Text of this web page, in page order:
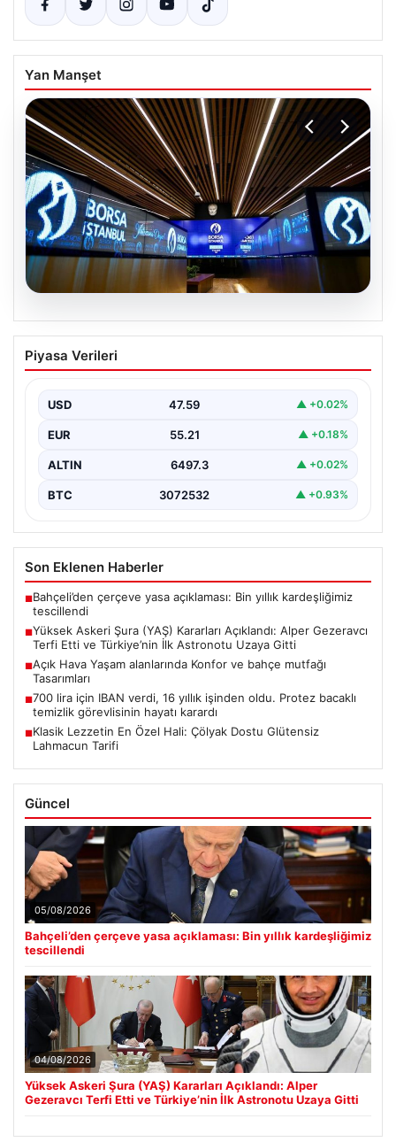
Yan Manşet
Yatırım araçlarının haftalık performansı
nasıl oldu?
Gözlemleri”, “content”: “ Son hafta boyunca finans
piyasalarında yaşanan…
Piyasa Verileri
USD 47.59 ▲ +0.02%
EUR 55.21 ▲ +0.18%
ALTIN 6497.3 ▲ +0.02%
BTC 3072532 ▲ +0.93%
Son Eklenen Haberler
■Bahçeli’den çerçeve yasa açıklaması: Bin yıllık kardeşliğimiz
tescillendi
■Yüksek Askeri Şura (YAŞ) Kararları Açıklandı: Alper Gezeravcı
Terfi Etti ve Türkiye’nin İlk Astronotu Uzaya Gitti
■Açık Hava Yaşam alanlarında Konfor ve bahçe mutfağı
Tasarımları
■700 lira için IBAN verdi, 16 yıllık işinden oldu. Protez bacaklı
temizlik görevlisinin hayatı karardı
■Klasik Lezzetin En Özel Hali: Çölyak Dostu Glütensiz
Lahmacun Tarifi
Güncel
05/08/2026
Bahçeli’den çerçeve yasa açıklaması: Bin yıllık kardeşliğimiz
tescillendi
04/08/2026
Yüksek Askeri Şura (YAŞ) Kararları Açıklandı: Alper
Gezeravcı Terfi Etti ve Türkiye’nin İlk Astronotu Uzaya Gitti